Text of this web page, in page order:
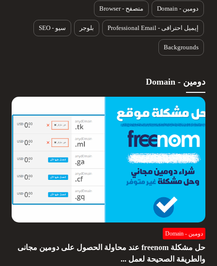
دومين - Domain متصفح - Browser
إيميل احترافى - Professional Email بلوجر سيو - SEO
Backgrounds
دومين - Domain
دومين - Domain
حل مشكلة freenom عند محاولة الحصول على دومين مجانى
والطريقة الصحيحة لعمل ...